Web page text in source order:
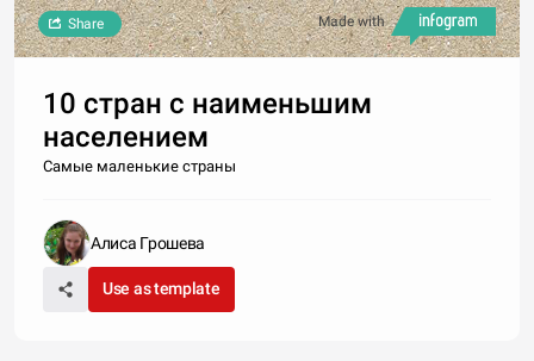
Made with
Share
10 стран с наименьшим
населением
Самые маленькие страны
Алиса Грошева
Use as template